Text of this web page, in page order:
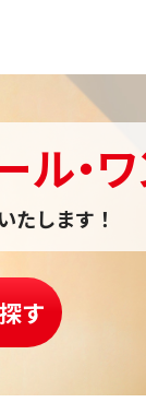
ル・
たします！
す